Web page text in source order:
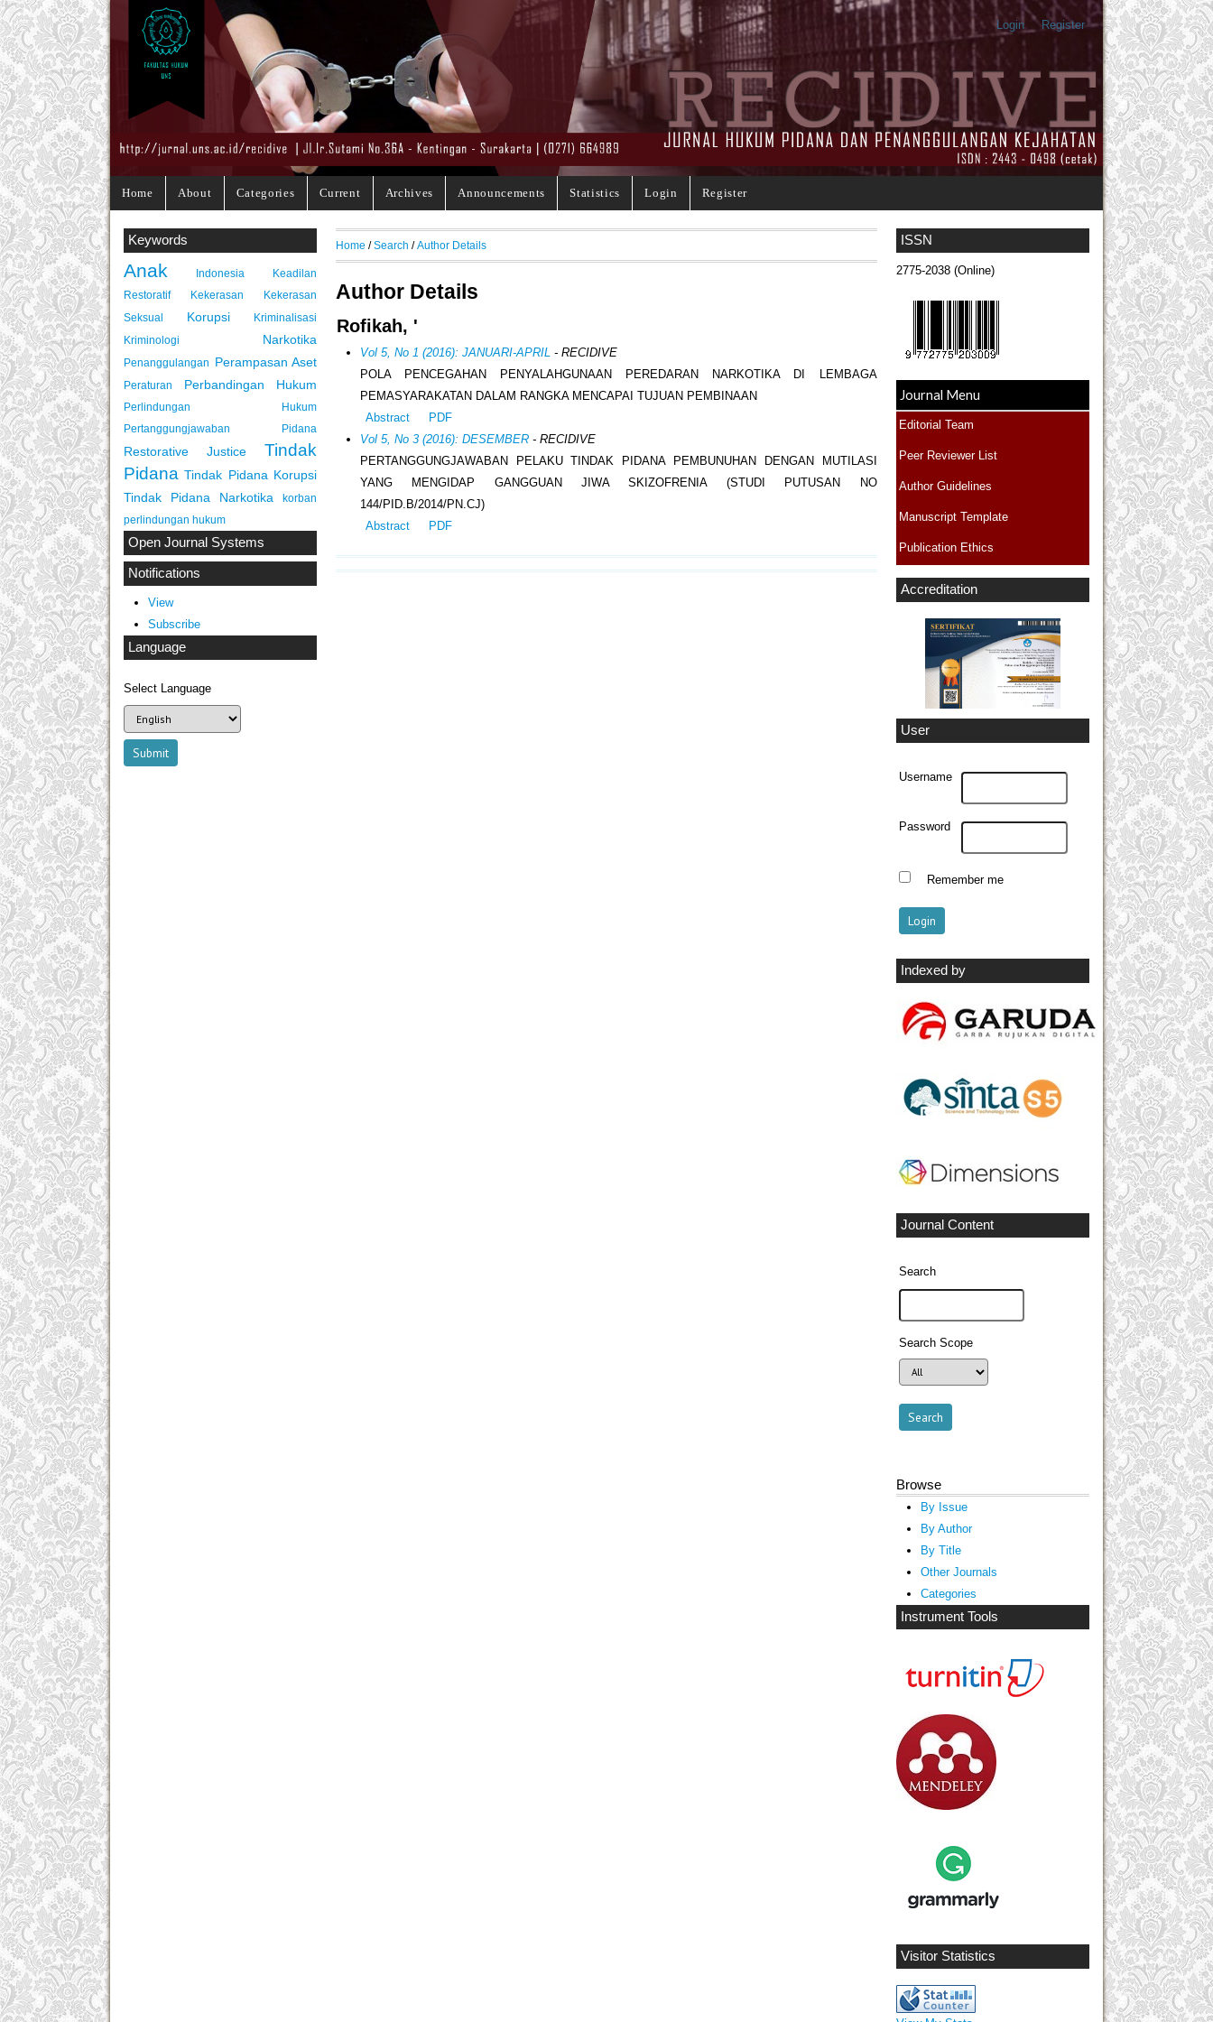
Login Register
Home About Categories Current Archives Announcements Statistics Login Register
ISSN
2775-2038 (Online)
Journal Menu
Editorial Team
Peer Reviewer List
Author Guidelines
Manuscript Template
Publication Ethics
Accreditation
User
Username
Password
Remember me
Indexed by
Journal Content
Search
Search Scope
Browse
By Issue
By Author
By Title
Other Journals
Categories
Instrument Tools
Visitor Statistics
Keywords
Anak Indonesia
Keadilan
Restoratif
Kekerasan
Kekerasan
Seksual
Korupsi
Kriminalisasi
Kriminologi
Narkotika
Penanggulangan Perampasan Aset
Peraturan Perbandingan Hukum
Perlindungan Hukum
Pertanggungjawaban Pidana
Restorative Justice
Tindak
Pidana Tindak Pidana Korupsi
Tindak Pidana Narkotika
korban
perlindungan hukum
Open Journal Systems
Notifications
View
Subscribe
Language
Select Language
Home /Search /Author Details
Author Details
Rofikah, '
Vol 5, No 1 (2016): JANUARI-APRIL - RECIDIVE
POLA PENCEGAHAN PENYALAHGUNAAN PEREDARAN NARKOTIKA DI LEMBAGA
PEMASYARAKATAN DALAM RANGKA MENCAPAI TUJUAN PEMBINAAN
Abstract
PDF
Vol 5, No 3 (2016): DESEMBER- RECIDIVE
PERTANGGUNGJAWABAN PELAKU TINDAK PIDANA PEMBUNUHAN DENGAN MUTILASI
YANG MENGIDAP GANGGUAN JIWA SKIZOFRENIA (STUDI PUTUSAN NO
144/PID.B/2014/PN.CJ)
Abstract
PDF